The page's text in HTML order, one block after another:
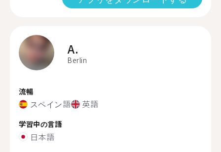
A.
Berlin
流暢
スペイン語 英語
学習中の言語
日本語